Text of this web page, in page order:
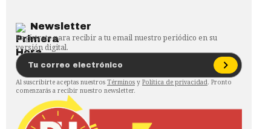
Newsletter
Regístrate para recibir a tu email nuestro periódico en su
versión digital.
Al suscribirte aceptas nuestros Términos y Política de privacidad. Pronto
comenzarás a recibir nuestro newsletter.